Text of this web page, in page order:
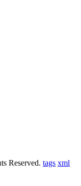
Reserved. tags xml